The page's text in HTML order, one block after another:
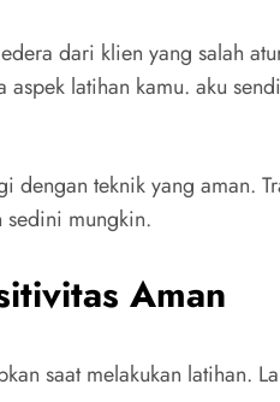
dari klien yang salah
latihan kamu. aku
teknik yang aman.
sedini mungkin.
Aman
saat melakukan latihan.